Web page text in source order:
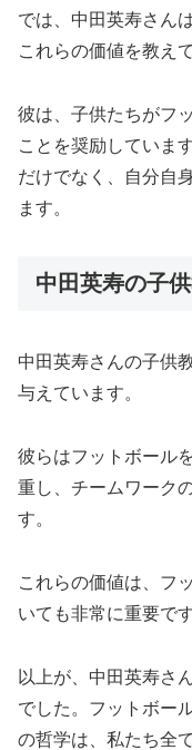
では、中田英寿さん
これらの価値を教え
彼は、子供たちがフ
ことを奨励していま
だけでなく、自分自
ます。
中田英寿の子
中田英寿さんの子供
与えています。
彼らはフットボール
重し、チームワーク
す。
これらの価値は、フ
いても非常に重要です
以上が、中田英寿さ
でした。フットボー
の哲学は、私たち全